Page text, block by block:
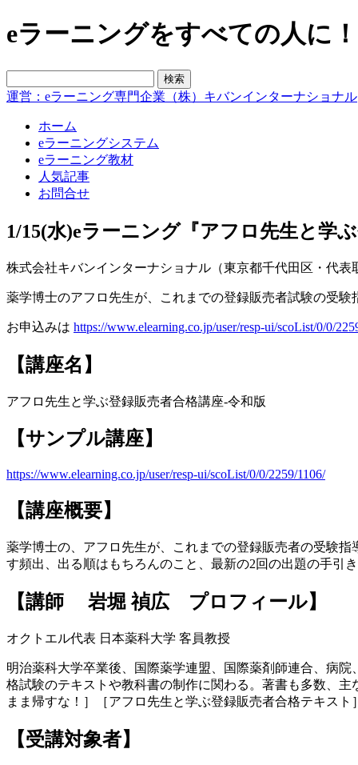
eラーニングをすべての人に
運営：eラーニング専門企業（株）キバンインターナショナル
ホーム
eラーニングシステム
eラーニング教材
人気記事
お問合せ
1/15(水)eラーニング『アフロ先生と学
株式会社キバンインターナショナル（東京都千代田区・代
薬学博士のアフロ先生が、これまでの登録販売者試験の受
お申込みは https://www.elearning.co.jp/user/resp-ui/scoList/0/0/
【講座名】
アフロ先生と学ぶ登録販売者合格講座-令和版
【サンプル講座】
https://www.elearning.co.jp/user/resp-ui/scoList/0/0/2259/1106/
【講座概要】
薬学博士の、アフロ先生が、これまでの登録販売者の受験
す頻出、出る順はもちろんのこと、最新の2回の出題の手引
【講師 岩堀 禎広 プロフィール】
オクトエル代表 日本薬科大学 客員教授
明治薬科大学卒業後、国際薬学連盟、国際薬剤師連合、病
格試験のテキストや教科書の制作に関わる。著書も多数、
まま帰すな！］［アフロ先生と学ぶ登録販売者合格テキスト
【受講対象者】